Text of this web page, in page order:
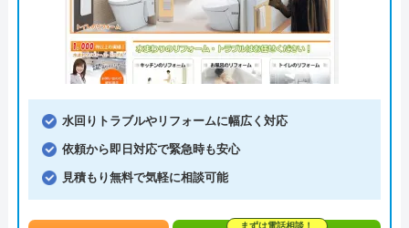
水回りトラブルやリフォームに幅広く対応
依頼から即日対応で緊急時も安心
見積もり無料で気軽に相談可能
まずは電話相談！